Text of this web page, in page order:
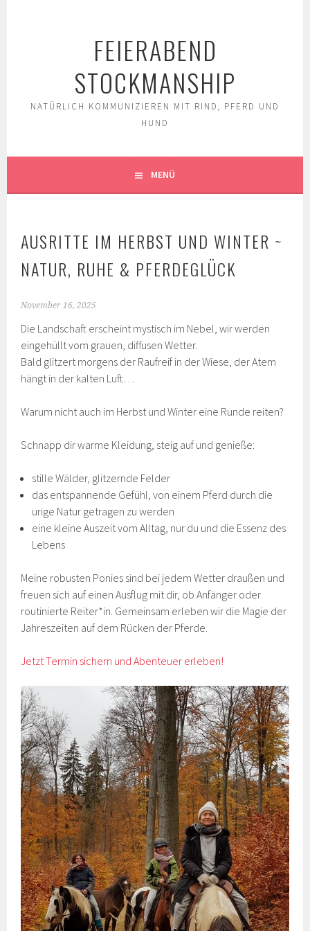
FEIERABEND
STOCKMANSHIP
NATÜRLICH KOMMUNIZIEREN MIT RIND, PFERD UND
HUND
MENÜ
AUSRITTE IM HERBST UND WINTER ~
NATUR, RUHE & PFERDEGLÜCK
November 16, 2025
Die Landschaft erscheint mystisch im Nebel, wir werden
eingehüllt vom grauen, diffusen Wetter.
Bald glitzert morgens der Raufreif in der Wiese, der Atem
hängt in der kalten Luft…
Warum nicht auch im Herbst und Winter eine Runde reiten?
Schnapp dir warme Kleidung, steig auf und genieße:
stille Wälder, glitzernde Felder
das entspannende Gefühl, von einem Pferd durch die
urige Natur getragen zu werden
eine kleine Auszeit vom Alltag, nur du und die Essenz des
Lebens
Meine robusten Ponies sind bei jedem Wetter draußen und
freuen sich auf einen Ausflug mit dir, ob Anfänger oder
routinierte Reiter*in. Gemeinsam erleben wir die Magie der
Jahreszeiten auf dem Rücken der Pferde.
Jetzt Termin sichern und Abenteuer erleben!